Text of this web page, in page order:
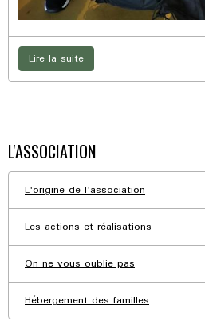
Lire la suite
L'ASSOCIATION
L'origine de l'association
Les actions et réalisations
On ne vous oublie pas
Hébergement des familles